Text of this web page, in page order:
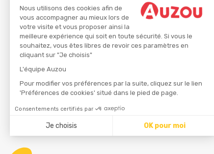
Nous utilisons des cookies afin de
vous accompagner au mieux lors de
votre visite et vous proposer ainsi la
meilleure expérience qui soit en toute sécurité. Si vous le
souhaitez, vous êtes libres de revoir ces paramètres en
cliquant sur "Je choisis"
L'équipe Auzou
Pour modifier vos préférences par la suite, cliquez sur le lien
'Préférences de cookies' situé dans le pied de page.
Consentements certifiés par
Je choisis OK pour moi
P'tit Loup
Les Héros
Les
Migali
Petite
Ma Boîte à